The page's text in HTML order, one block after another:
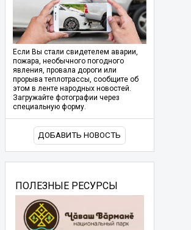
Если Вы стали свидетелем аварии,
пожара, необычного погодного
явления, провала дороги или
прорыва теплотрассы, сообщите об
этом в ленте народных новостей.
Загружайте фотографии через
специальную форму.
ДОБАВИТЬ НОВОСТЬ
ПОЛЕЗНЫЕ РЕСУРСЫ